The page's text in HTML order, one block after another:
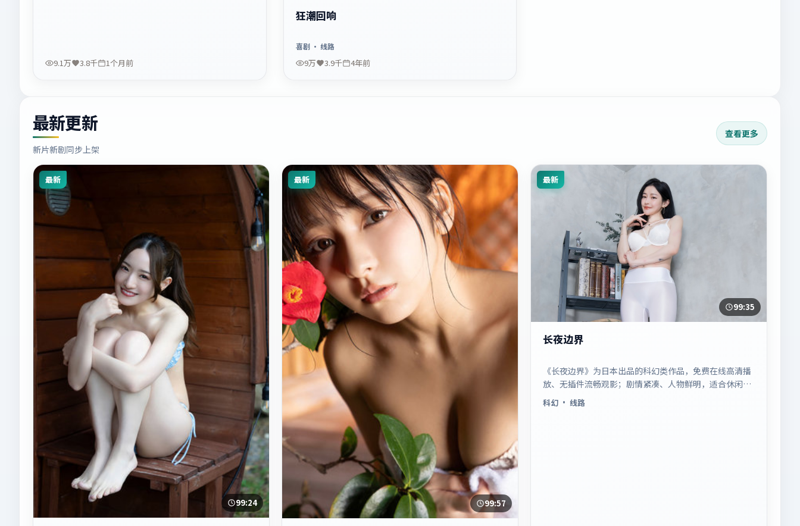
9.1万 3.8千 1个月前
狂潮回响
喜剧· 线路
9万 3.9千 4年前
最新更新
新片新剧同步上架
查看更多
最新
99:24
最新
99:57
最新
99:35
长夜边界
《长夜边界》为日本出品的科幻类作品，免费在线高清播
放、无插件流畅观影；剧情紧凑、人物鲜明，适合休闲一
口气追看。
科幻 · 线路